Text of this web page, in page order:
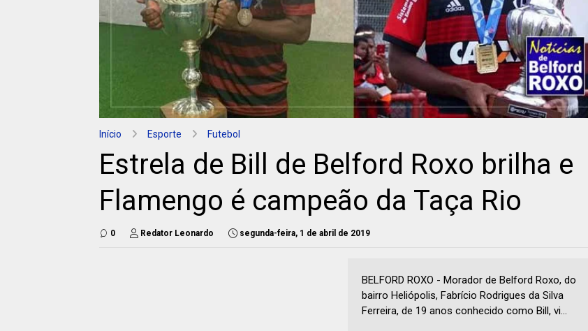
Início Esporte Futebol
Estrela de Bill de Belford Roxo brilha e
Flamengo é campeão da Taça Rio
0 Redator Leonardo segunda-feira, 1 de abril de 2019
BELFORD ROXO - Morador de Belford Roxo, do
bairro Heliópolis, Fabrício Rodrigues da Silva
Ferreira, de 19 anos conhecido como Bill, vi...